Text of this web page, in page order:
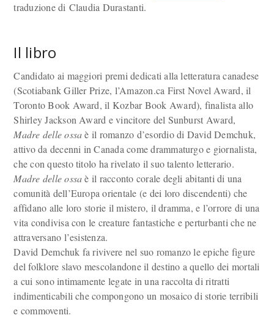
traduzione di Claudia Durastanti.
Il libro
Candidato ai maggiori premi dedicati alla letteratura canadese
(Scotiabank Giller Prize, l’Amazon.ca First Novel Award, il
Toronto Book Award, il Kozbar Book Award), finalista allo
Shirley Jackson Award e vincitore del Sunburst Award,
Madre delle ossaè il romanzo d’esordio di David Demchuk,
attivo da decenni in Canada come drammaturgo e giornalista,
che con questo titolo ha rivelato il suo talento letterario.
Madre delle ossaè il racconto corale degli abitanti di una
comunità dell’Europa orientale (e dei loro discendenti) che
affidano alle loro storie il mistero, il dramma, e l’orrore di una
vita condivisa con le creature fantastiche e perturbanti che ne
attraversano l’esistenza.
David Demchuk fa rivivere nel suo romanzo le epiche figure
del folklore slavo mescolandone il destino a quello dei mortali
a cui sono intimamente legate in una raccolta di ritratti
indimenticabili che compongono un mosaico di storie terribili
e commoventi.